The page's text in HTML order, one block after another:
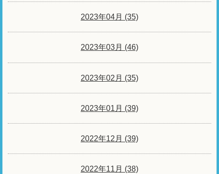
2023年04月 (35)
2023年03月 (46)
2023年02月 (35)
2023年01月 (39)
2022年12月 (39)
2022年11月 (38)